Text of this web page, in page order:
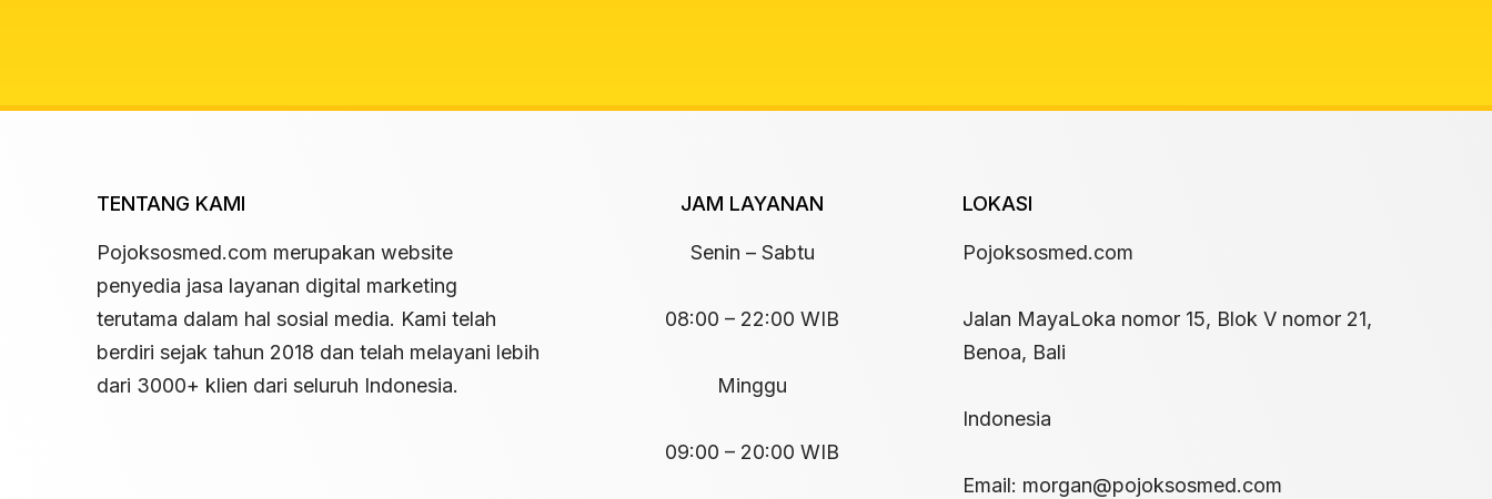
TENTANG KAMI
Pojoksosmed.com merupakan website
penyedia jasa layanan digital marketing
terutama dalam hal sosial media. Kami telah
berdiri sejak tahun 2018 dan telah melayani lebih
dari 3000+ klien dari seluruh Indonesia.
JAM LAYANAN
Senin – Sabtu
08:00 – 22:00 WIB
Minggu
09:00 – 20:00 WIB
LOKASI
Pojoksosmed.com
Jalan MayaLoka nomor 15, Blok V nomor 21,
Benoa, Bali
Indonesia
Email: morgan@pojoksosmed.com